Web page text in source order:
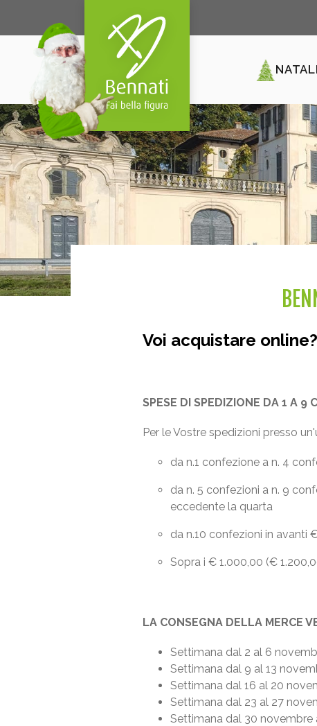
Voi acquistare online?
SPESE DI SPEDIZIONE DA 1 A
Per le Vostre spedizioni presso
da n.1 confezione a n. 4
da n. 5 confezioni a n. 9
eccedente la quarta
da n.10 confezioni in avanti
Sopra i € 1.000,00 (€
LA CONSEGNA DELLA MERCE
Settimana dal 2 al 6
Settimana dal 9 al 13
Settimana dal 16 al 20
Settimana dal 23 al 27
Settimana dal 30 novembre